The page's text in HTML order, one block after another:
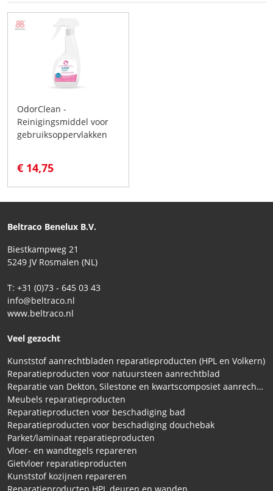
OdorClean -
Reinigingsmiddel voor
gebruiksoppervlakken
€ 14,75
Beltraco Benelux B.V.
Biestkampweg 21
5249 JV Rosmalen (NL)
T: +31 (0)73 - 645 03 43
info@beltraco.nl
www.beltraco.nl
Veel gezocht
Kunststof aanrechtbladen reparatieproducten (HPL en Volkern)
Reparatieproducten voor natuursteen aanrechtblad
Reparatie van Dekton, Silestone en kwartscomposiet aanrechtbladen
Meubels reparatieproducten
Reparatieproducten voor beschadiging bad
Reparatieproducten voor beschadiging douchebak
Parket/laminaat reparatieproducten
Vloer- en wandtegels repareren
Gietvloer reparatieproducten
Kunststof kozijnen repareren